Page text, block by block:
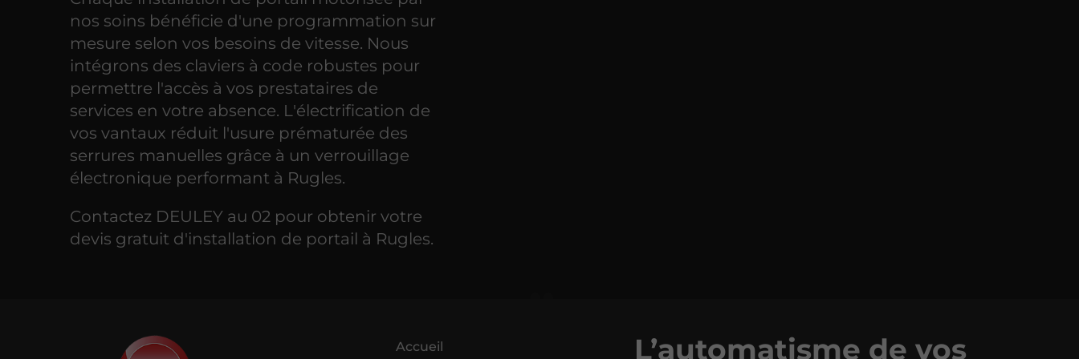
nos soins bénéficie d'une programmation sur
mesure selon vos besoins de vitesse. Nous
intégrons des claviers à code robustes pour
permettre l'accès à vos prestataires de
services en votre absence. L'électrification de
vos vantaux réduit l'usure prématurée des
serrures manuelles grâce à un verrouillage
électronique performant à Rugles.
Contactez DEULEY au 02 pour obtenir votre
devis gratuit d'installation de portail à Rugles.
Accueil L’automatisme de vos